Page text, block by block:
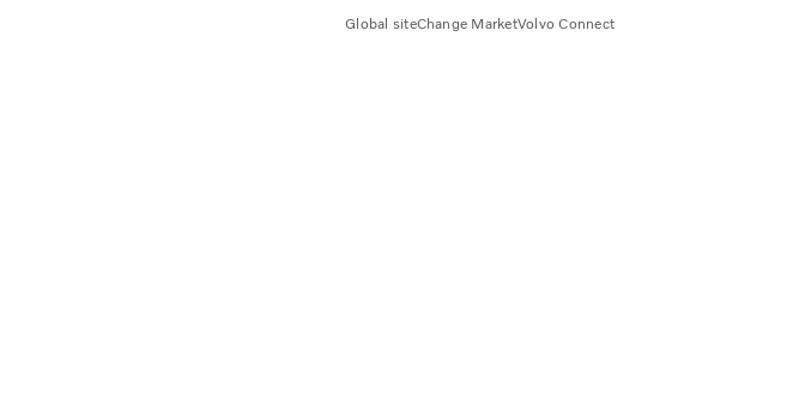
Global siteChange MarketVolvo Connect